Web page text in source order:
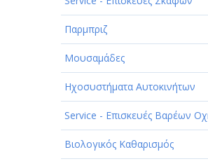
Παρμπριζ
Μουσαμάδες
Ηχοσυστήματα Αυτοκινήτων
Service - Επισκευές Βαρέων
Βιολογικός Καθαρισμός